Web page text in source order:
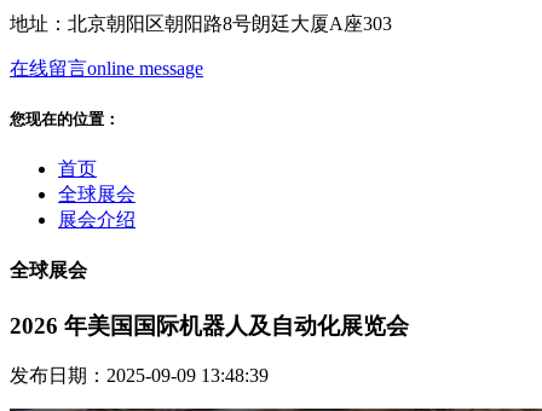
地址：北京朝阳区朝阳路8号朗廷大厦A座303
在线留言online message
您现在的位置：
首页
全球展会
展会介绍
全球展会
2026 年美国国际机器人及自动化展览会
发布日期：2025-09-09 13:48:39